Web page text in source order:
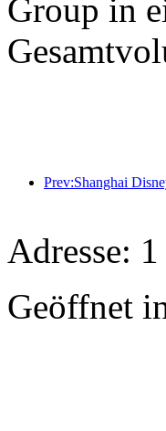
Group in
Adresse:
Geöffnet